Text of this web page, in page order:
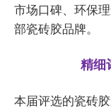
市场口碑、环保
部瓷砖胶品牌。
精细
本届评选的瓷砖